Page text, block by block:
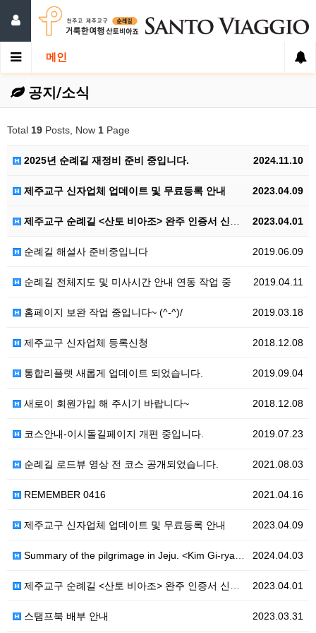
메인
공지/소식
Total 19 Posts, Now 1 Page
2024.11.10
2025년 순례길 재정비 준비 중입니다.
2023.04.09
제주교구 신자업체 업데이트 및 무료등록 안내
2023.04.01
제주교구 순례길 <산토 비아조> 완주 인증서 신청 안내
2019.06.09
순례길 해설사 준비중입니다
2019.04.11
순례길 전체지도 및 미사시간 안내 연동 작업 중
2019.03.18
홈페이지 보완 작업 중입니다~ (^-^)/
2018.12.08
제주교구 신자업체 등록신청
2019.09.04
통합리플렛 새롭게 업데이트 되었습니다.
2018.12.08
새로이 회원가입 해 주시기 바랍니다~
2019.07.23
코스안내-이시돌길페이지 개편 중입니다.
2021.08.03
순례길 로드뷰 영상 전 코스 공개되었습니다.
2021.04.16
REMEMBER 0416
2023.04.09
제주교구 신자업체 업데이트 및 무료등록 안내
2024.04.03
Summary of the pilgrimage in Jeju. <Kim Gi-ryang-Ro>
2023.04.01
제주교구 순례길 <산토 비아조> 완주 인증서 신청 안내
2023.03.31
스탬프북 배부 안내